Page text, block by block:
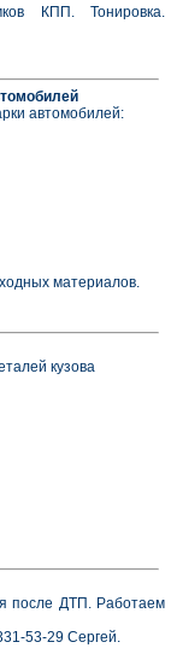
КПП. Тонировка.
автомобилей:
материалов.
кузова
после ДТП. Работаем
53-29 Сергей.